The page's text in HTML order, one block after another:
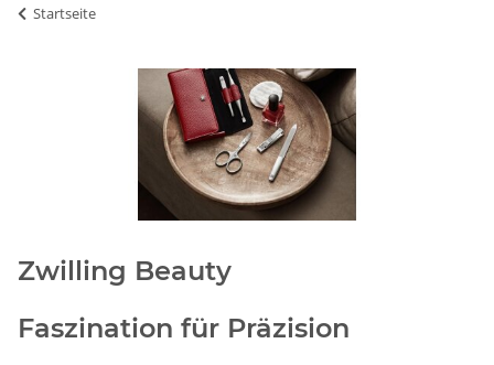
Startseite
Zwilling Beauty
Faszination für Präzision